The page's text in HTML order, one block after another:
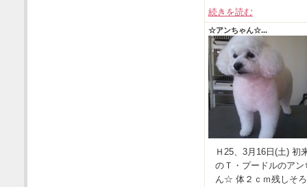
続きを読む
☆アンちゃん☆...
Ｈ25、3月16日(土) 初
のＴ・プードルのアン
ん☆ 体２ｃｍ残しそ